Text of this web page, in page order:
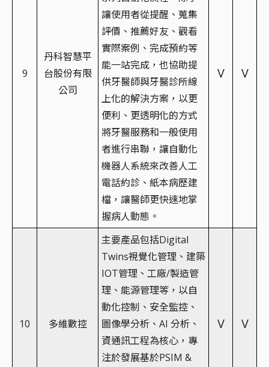
9
丹科智慧平
台股份有限
公司
讓使用者從提醒、蒐集
評價、推薦好友、觀看
實際案例、完成預約等
能一站完成，也協助提
供牙醫師與牙醫診所線
上化的解決方案，以更
便利、更透明化的方式
將牙醫服務和一般使用
者進行串聯，讓自動化
機器人系統來改善人工
電話約診、紙本病歷建
檔，讓醫師更快速地掌
握病人動態。
V V
10 多維數控
主要產品包括Digital
Twins視覺化管理、建築
IOT管理、工廠/製造管
理、能源管理等，以自
動化控制、安全監控、
圖像學分析、AI 分析、
資通訊工程為核心，專
注於發展基於PSIM &
V V